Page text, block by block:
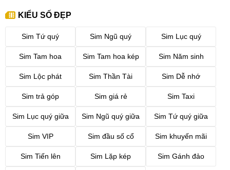
KIỂU SỐ ĐẸP
Sim Tứ quý Sim Ngũ quý Sim Lục quý
Sim Tam hoa Sim Tam hoa kép Sim Năm sinh
Sim Lộc phát Sim Thần Tài Sim Dễ nhớ
Sim trả góp Sim giá rẻ Sim Taxi
Sim Lục quý giữa Sim Ngũ quý giữa Sim Tứ quý giữa
Sim VIP Sim đầu số cổ Sim khuyến mãi
Sim Tiến lên Sim Lặp kép Sim Gánh đảo